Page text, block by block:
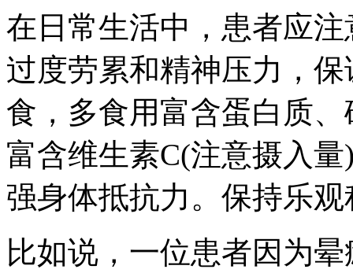
在日常生活中，患者应
过度劳累和精神压力，
食，多食用富含蛋白质
富含维生素C(注意摄入
强身体抵抗力。保持乐
比如说，一位患者因为